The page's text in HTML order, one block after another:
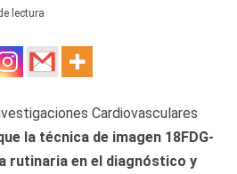
lectura
Cardiovasculares
la técnica de imagen 18FDG-
rutinaria en el diagnóstico y